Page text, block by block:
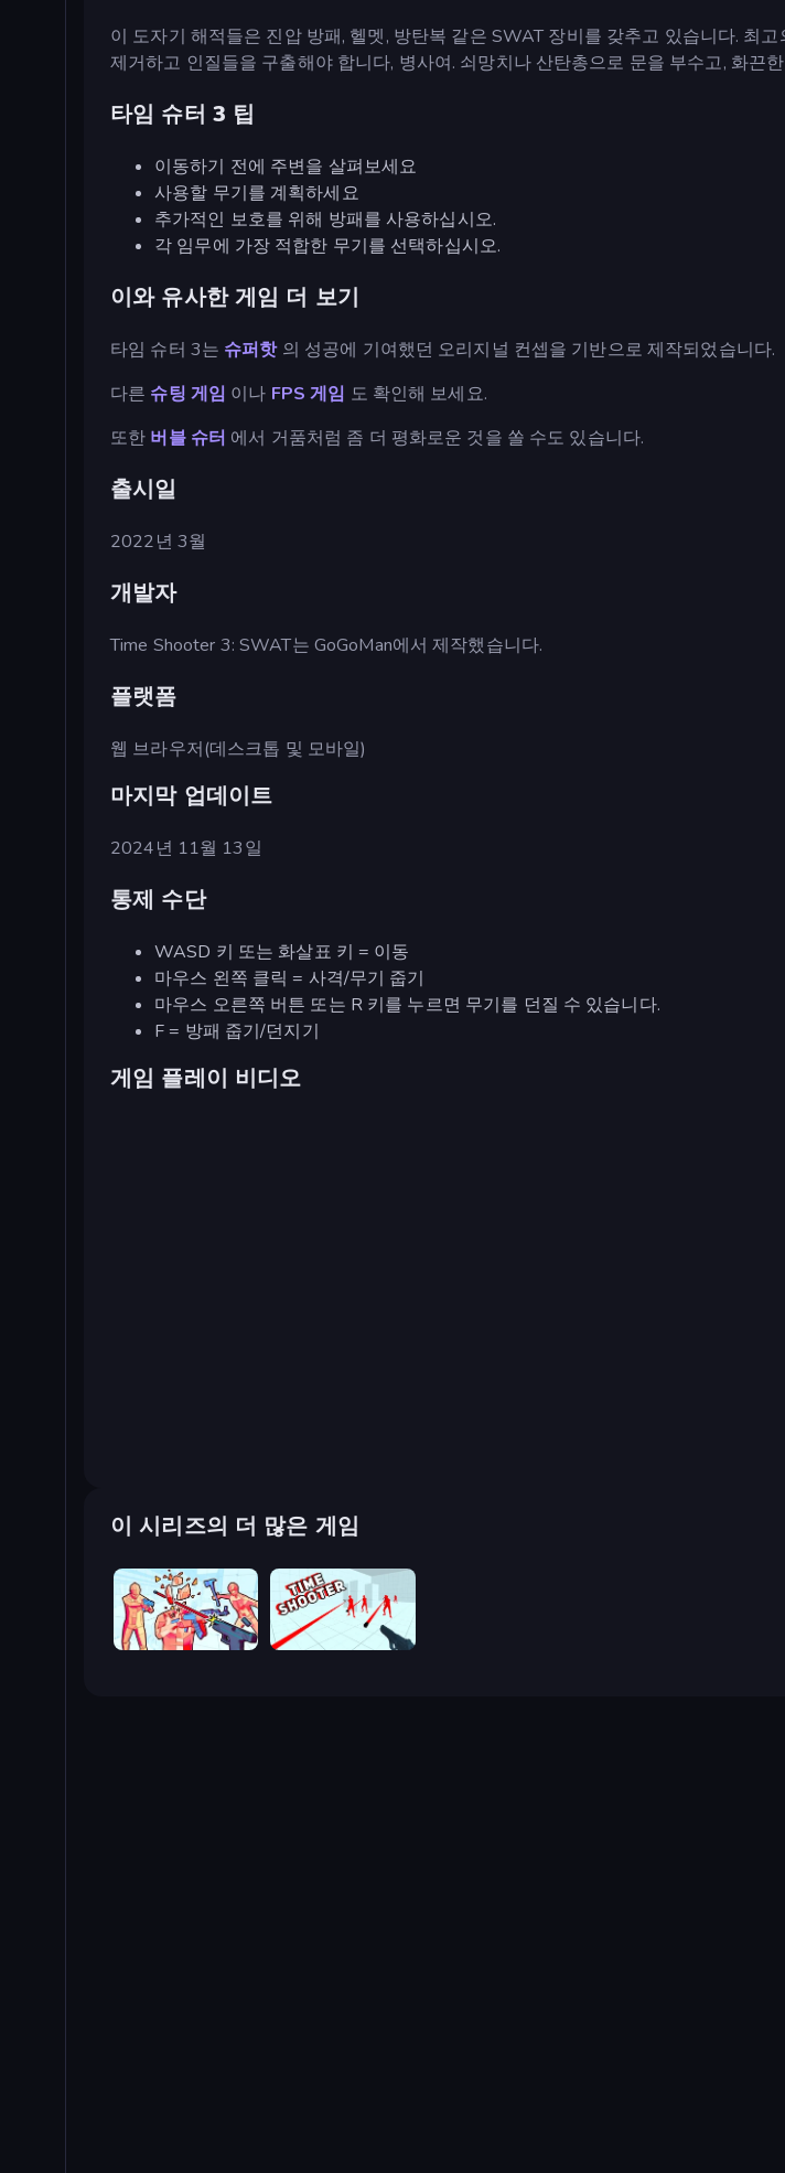
이 도자기 해적들은 진압 방패, 헬멧, 방탄복 같은 SWAT 장비를 갖추고 있습니다. 최
제거하고 인질들을 구출해야 합니다, 병사여. 쇠망치나 산탄총으로 문을 부수고, 화끈
타임 슈터 3 팁
이동하기 전에 주변을 살펴보세요
사용할 무기를 계획하세요
추가적인 보호를 위해 방패를 사용하십시오.
각 임무에 가장 적합한 무기를 선택하십시오.
이와 유사한 게임 더 보기
타임 슈터 3는 슈퍼핫의 성공에 기여했던 오리지널 컨셉을 기반으로 제작되었습니다.
다른 슈팅 게임 이나 FPS 게임 도 확인해 보세요.
또한 버블 슈터 에서 거품처럼 좀 더 평화로운 것을 쏠 수도 있습니다.
출시일
2022년 3월
개발자
Time Shooter 3: SWAT는 GoGoMan에서 제작했습니다.
플랫폼
웹 브라우저(데스크톱 및 모바일)
마지막 업데이트
2024년 11월 13일
통제 수단
WASD 키 또는 화살표 키 = 이동
마우스 왼쪽 클릭 = 사격/무기 줍기
마우스 오른쪽 버튼 또는 R 키를 누르면 무기를 던질 수 있습니다.
F = 방패 줍기/던지기
게임 플레이 비디오
이 시리즈의 더 많은 게임
Time Shooter 2 Time Shooter